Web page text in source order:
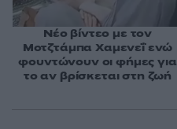
Νέο βίντεο με τον
Μοτζτάμπα Χαμενεΐ ενώ
φουντώνουν οι φήμες για
το αν βρίσκεται στη ζωή